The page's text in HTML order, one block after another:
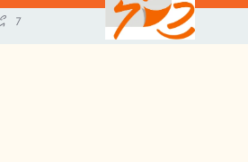
7 އޯގަސްޓް 2026